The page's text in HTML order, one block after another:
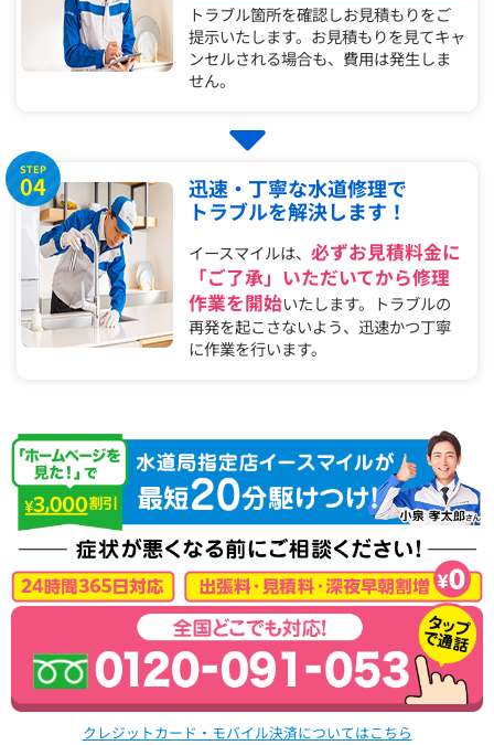
トラブル箇所を確認しお見積もりをご
提示いたします。お見積もりを見てキャ
ンセルされる場合も、費用は発生しま
せん。
STEP
04
迅速・丁寧な水道修理で
トラブルを解決します！
イースマイルは、必ずお見積料金に
「ご了承」いただいてから修理
作業を開始いたします。トラブルの
再発を起こさないよう、迅速かつ丁寧
に作業を行います。
クレジットカード・モバイル決済についてはこちら